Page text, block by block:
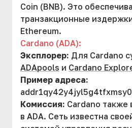
Coin (BNB). Это
транзакционные
Ethereum.
Cardano (ADA):
Эксплорер: Для Cardano
ADApools и Cardano
Пример адреса:
Комиссия: Cardano также
в ADA. Сеть известна